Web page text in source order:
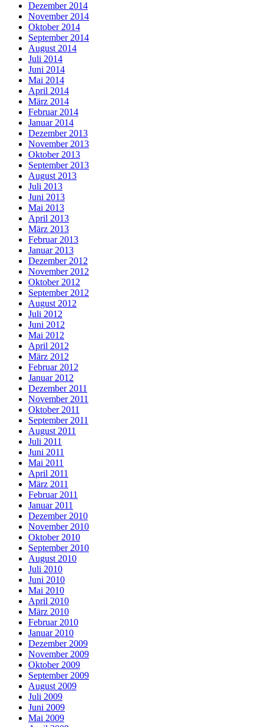
Dezember 2014
November 2014
Oktober 2014
September 2014
August 2014
Juli 2014
Juni 2014
Mai 2014
April 2014
März 2014
Februar 2014
Januar 2014
Dezember 2013
November 2013
Oktober 2013
September 2013
August 2013
Juli 2013
Juni 2013
Mai 2013
April 2013
März 2013
Februar 2013
Januar 2013
Dezember 2012
November 2012
Oktober 2012
September 2012
August 2012
Juli 2012
Juni 2012
Mai 2012
April 2012
März 2012
Februar 2012
Januar 2012
Dezember 2011
November 2011
Oktober 2011
September 2011
August 2011
Juli 2011
Juni 2011
Mai 2011
April 2011
März 2011
Februar 2011
Januar 2011
Dezember 2010
November 2010
Oktober 2010
September 2010
August 2010
Juli 2010
Juni 2010
Mai 2010
April 2010
März 2010
Februar 2010
Januar 2010
Dezember 2009
November 2009
Oktober 2009
September 2009
August 2009
Juli 2009
Juni 2009
Mai 2009